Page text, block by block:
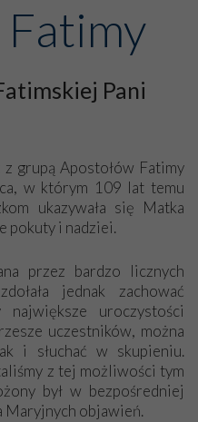
Pani
grupą Apostołów Fatimy
w którym 109 lat temu
ukazywała się Matka
pokuty i nadziei.
przez bardzo licznych
jednak zachować
uroczystości
uczestników, można
i słuchać w skupieniu.
z tej możliwości tym
był w bezpośredniej
Maryjnych objawień.